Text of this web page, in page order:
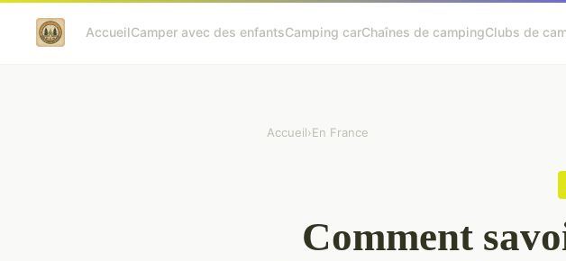
AccueilCamper avec des enfantsCamping carChaînes de campingClubs de
Accueil›En France
Comment